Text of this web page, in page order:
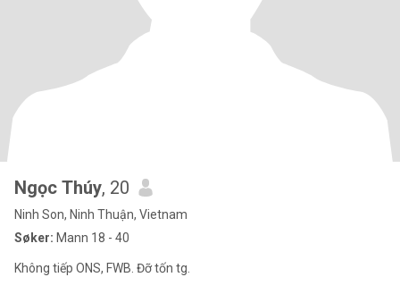
Ngọc Thúy, 20
Ninh Son, Ninh Thuận, Vietnam
Søker: Mann 18 - 40
Không tiếp ONS, FWB. Đỡ tốn tg.